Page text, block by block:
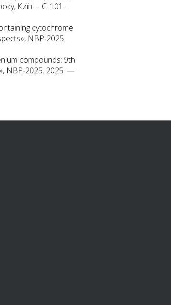
Київ. – C. 101-
cytochrome
NBP-2025.
compounds: 9th
NBP-2025. 2025. —